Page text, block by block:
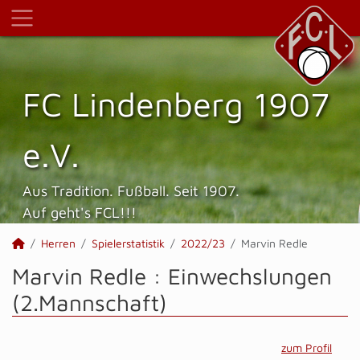
FC Lindenberg 1907
e.V.
Aus Tradition. Fußball. Seit 1907.
Auf geht's FCL!!!
Herren Spielerstatistik 2022/23 Marvin Redle
Marvin Redle : Einwechslungen
(2.Mannschaft)
zum Profil